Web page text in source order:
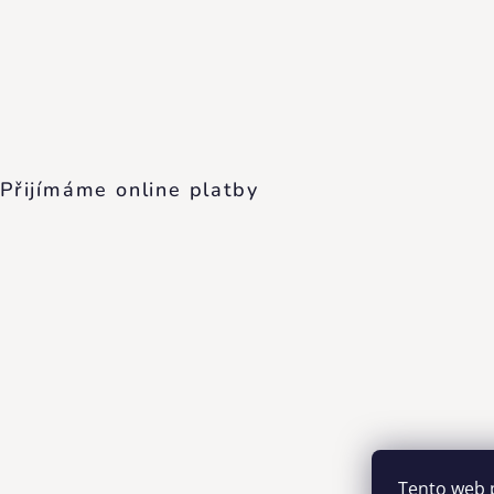
Tento web
Přijímáme online platby